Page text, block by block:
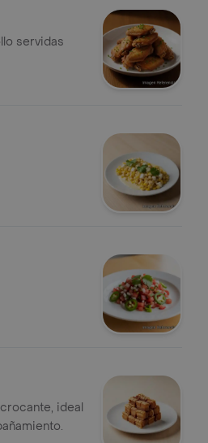
servidas
ideal